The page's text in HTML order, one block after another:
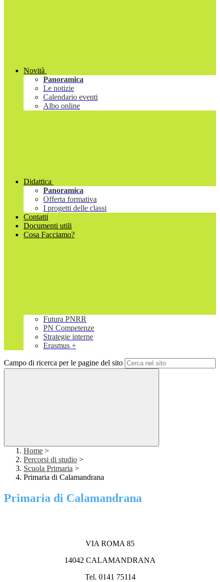
Novità
Panoramica
Le notizie
Calendario eventi
Albo online
Didattica
Panoramica
Offerta formativa
I progetti delle classi
Contatti
Documenti utili
Cosa Facciamo?
Futura PNRR
PN Competenze
Strategie interne
Erasmus +
Campo di ricerca per le pagine del sito
Home >
Percorsi di studio >
Scuola Primaria >
Primaria di Calamandrana
Primaria di Calamandrana
VIA ROMA 85
14042 CALAMANDRANA
Tel. 0141 75114